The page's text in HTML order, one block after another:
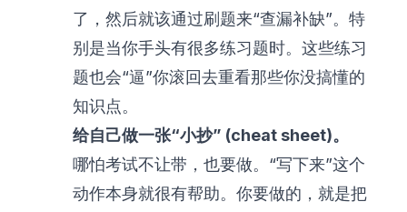
了，然后就该通过刷题来“查漏补缺”。特
别是当你手头有很多练习题时。这些练习
题也会“逼”你滚回去重看那些你没搞懂的
知识点。
给自己做一张“小抄” (cheat sheet)。
哪怕考试不让带，也要做。“写下来”这个
动作本身就很有帮助。你要做的，就是把